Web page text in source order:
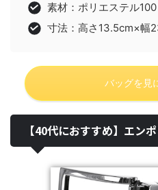
素材：ポリエステル100
寸法：高さ13.5cm×幅
バッグを見
【40代におすすめ】エン